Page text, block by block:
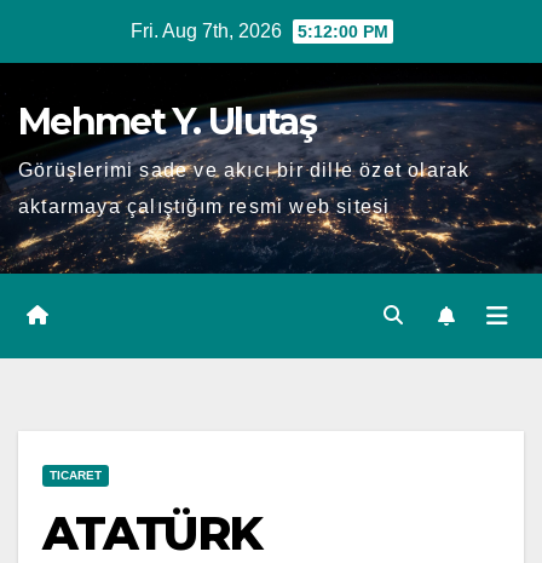
content
Fri. Aug 7th, 2026 5:12:01 PM
Mehmet Y. Ulutaş
Görüşlerimi sade ve akıcı bir dille özet olarak
aktarmaya çalıştığım resmi web sitesi
TICARET
ATATÜRK